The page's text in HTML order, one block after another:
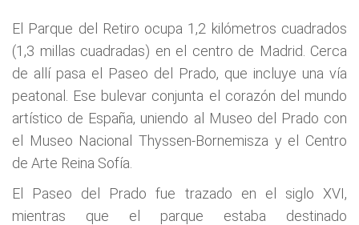
El Parque del Retiro ocupa 1,2 kilómetros cuadrados
(1,3 millas cuadradas) en el centro de Madrid. Cerca
de allí pasa el Paseo del Prado, que incluye una vía
peatonal. Ese bulevar conjunta el corazón del mundo
artístico de España, uniendo al Museo del Prado con
el Museo Nacional Thyssen-Bornemisza y el Centro
de Arte Reina Sofía.
El Paseo del Prado fue trazado en el siglo XVI,
mientras que el parque estaba destinado